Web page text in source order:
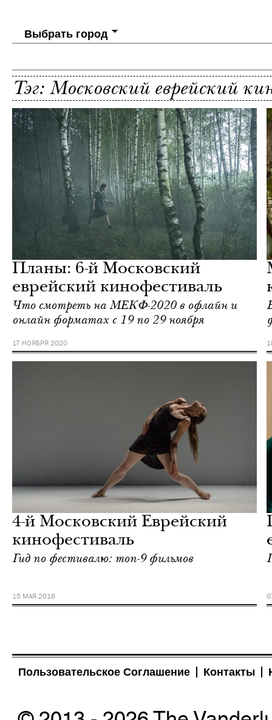
Выбрать город
Тэг: Московский еврейский
Планы: 6-й Московский
еврейский кинофестиваль
Что смотреть на МЕКФ-2020 в офлайн и
онлайн форматах с 19 по 29 ноября
17 НОЯБРЯ 2020
4-й Московский Еврейский
кинофестиваль
Гид по фестивалю: топ-9 фильмов
15 МАЯ 2018
Пользовательское Соглашение Контакты